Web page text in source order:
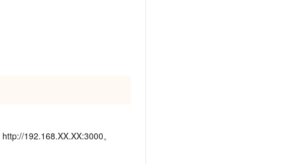
http://192.168.XX.XX:3000。